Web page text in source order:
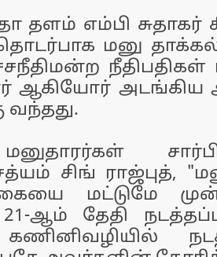
தளம் எம்பி சுதாகர்
மனு
நீதிபதிகள்
ஆகியோர் அடங்கிய
வந்தது.
சிங் ராஜ்புத்,
மட்டுமே
ஆம் தேதி